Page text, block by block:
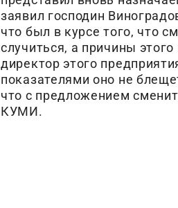
заявил господин
что был в курсе того, что
случиться, а причины
директор этого
показателями оно не
что с предложением
КУМИ.